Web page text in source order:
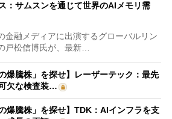
：サムスンを通じて世界のAIメモリ需
融メディアに出演するグローバルリン
戸松信博氏が、最新…
爆騰株」を探せ】レーザーテック：最先
欠な検査装…
爆騰株」を探せ】TDK：AIインフラを支